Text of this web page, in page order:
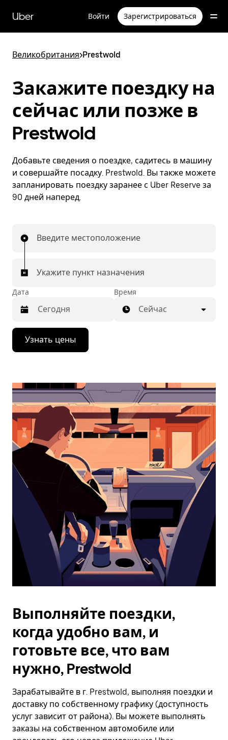
перейти
к
содержимому
Uber Войти Зарегистрироваться
Великобритания>Prestwold
Закажите поездку на
сейчас или позже в
Prestwold
Добавьте сведения о поездке, садитесь в машину
и совершайте посадку. Prestwold. Вы также можете
запланировать поездку заранее с Uber Reserve за
90 дней наперед.
Введите местоположение
Укажите пункт назначения
Дата
Нажмите
стрелку
вниз,
календарю
выбрать
дату.
Чтобы
закрыть
календарь,
нажмите
Esc.
Время
Сейчас
Узнать цены
Выполняйте поездки,
когда удобно вам, и
готовьте все, что вам
нужно, Prestwold
Зарабатывайте в г. Prestwold, выполняя поездки и
доставку по собственному графику (доступность
услуг зависит от района). Вы можете выполнять
заказы на собственном автомобиле или